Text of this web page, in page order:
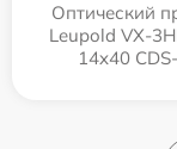
Оптический
Leupold VX-
14x40